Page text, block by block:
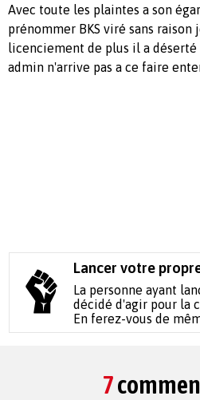
Avec toute les plaintes a son
prénommer BKS viré sans
licenciement de plus il a
admin n'arrive pas a ce faire
Lancer votre
La personne ayant
décidé d'agir pour la
En ferez-vous de
7